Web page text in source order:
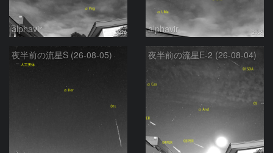
alphavir alphavir
夜半前の流星S (26-08-05) 夜半前の流星E-2 (26-08-04)